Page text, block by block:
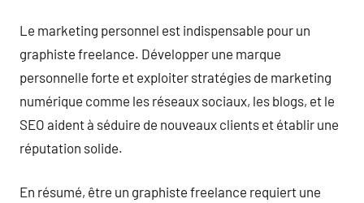
Le marketing personnel est indispensable pour un
graphiste freelance. Développer une marque
personnelle forte et exploiter stratégies de marketing
numérique comme les réseaux sociaux, les blogs, et le
SEO aident à séduire de nouveaux clients et établir une
réputation solide.
En résumé, être un graphiste freelance requiert une